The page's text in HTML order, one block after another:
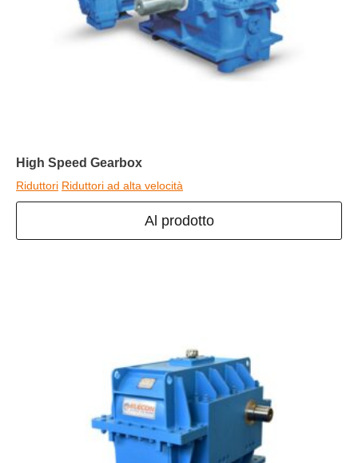
High Speed Gearbox
Riduttori Riduttori ad alta velocità
Al prodotto